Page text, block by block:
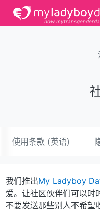
now
使用条款 (英语)
我们推出My Ladyboy
爱。让社区伙伴们可以时
不要发送那些别人不希望